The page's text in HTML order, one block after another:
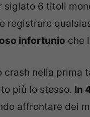
siglato 6 titoli
registrare
infortunio che
crash nella prima
più lo stesso. In
affrontare dei